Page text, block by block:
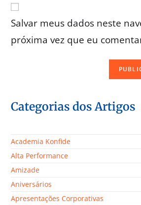
Salvar meus dados neste
próxima vez que eu
Categorias dos Artigos
Academia Konfide
Alta Performance
Amizade
Aniversários
Apresentações Corporativas